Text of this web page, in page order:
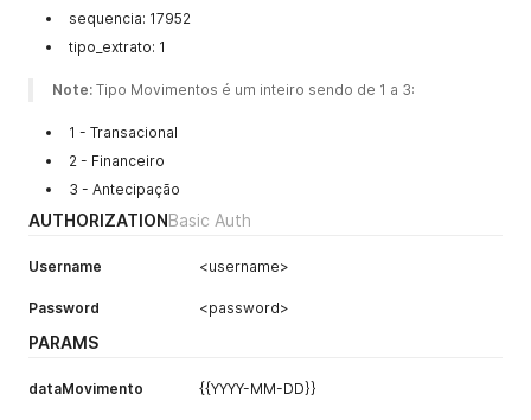
sequencia: 17952
tipo_extrato: 1
Note: Tipo Movimentos é um inteiro sendo de 1 a 3:
1 - Transacional
2 - Financeiro
3 - Antecipação
AUTHORIZATIONBasic Auth
Username <username>
Password <password>
PARAMS
dataMovimento {{YYYY-MM-DD}}